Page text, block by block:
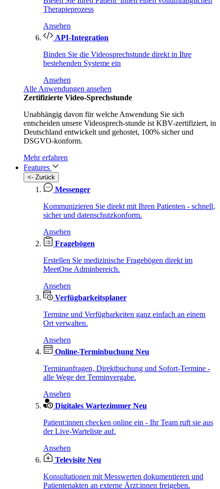
Therapieprozess
Ansehen
API-Integration
Binden Sie die Videosprechstunde direkt in Ihre
bestehenden Systeme ein
Ansehen
Alle Anwendungen ansehen
Zertifizierte Video-Sprechstunde
Unabhängig davon für welche Anwendung Sie sich
entscheiden unsere Videosprech-stunde ist KBV-zertifiziert, in
Deutschland entwickelt und gehostet, 100% sicher und
DSGVO-konform.
Mehr erfahren
Features
<- Zurück
Messenger
Kommunizieren Sie direkt mit Ihren Patienten - schnell,
sicher und datenschutzkonform.
Ansehen
Fragebögen
Erstellen Sie medizinische Fragebögen direkt im
MeetOne Adminbereich.
Ansehen
Verfügbarkeitsplaner
Termine und Verfügbarkeiten ganz einfach an einem
Ort verwalten.
Ansehen
Online-Terminbuchung Neu
Terminanfragen, Direktbuchung und Sofort-Termine -
alle Wege der Terminvergabe.
Ansehen
Digitales Wartezimmer Neu
Patient:innen checken online ein - Ihr Team ruft sie aus
der Live-Warteliste auf.
Ansehen
Televisite Neu
Konsultationen mit Messwerten dokumentieren und
Patientenakten an externe Ärzt:innen freigeben.